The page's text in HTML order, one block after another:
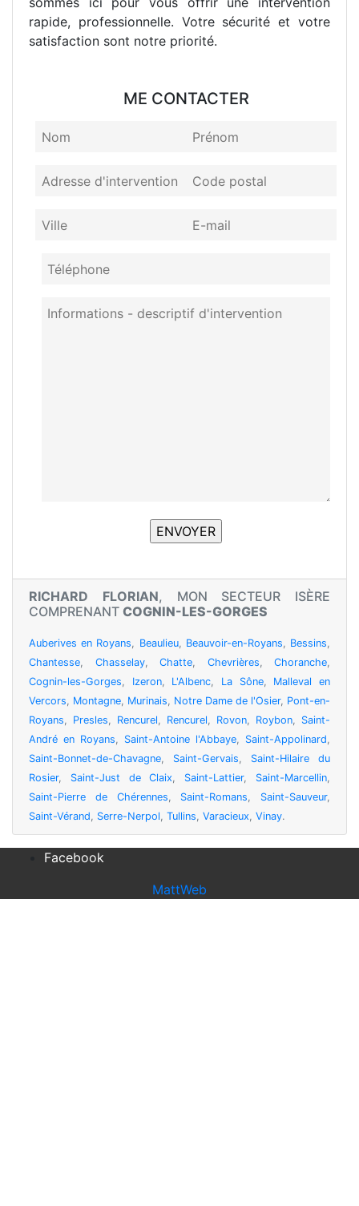
rapide, professionnelle. Votre sécurité et votre
satisfaction sont notre priorité.
ME CONTACTER
RICHARD FLORIAN, MON SECTEUR ISÈRE
COMPRENANT COGNIN-LES-GORGES
Auberives en Royans, Beaulieu, Beauvoir-en-Royans, Bessins,
Chantesse, Chasselay, Chatte, Chevrières, Choranche,
Cognin-les-Gorges, Izeron, L'Albenc, La Sône, Malleval en
Vercors, Montagne, Murinais, Notre Dame de l'Osier, Pont-en-
Royans, Presles, Rencurel, Rencurel, Rovon, Roybon, Saint-
André en Royans, Saint-Antoine l'Abbaye, Saint-Appolinard,
Saint-Bonnet-de-Chavagne, Saint-Gervais, Saint-Hilaire du
Rosier, Saint-Just de Claix, Saint-Lattier, Saint-Marcellin,
Saint-Pierre de Chérennes, Saint-Romans, Saint-Sauveur,
Saint-Vérand, Serre-Nerpol, Tullins, Varacieux, Vinay.
Facebook
MattWeb